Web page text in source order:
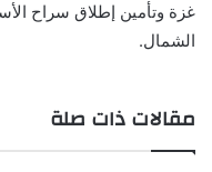
غزة وتأمين إطلاق سراح
الشمال.
مقالات ذات صلة